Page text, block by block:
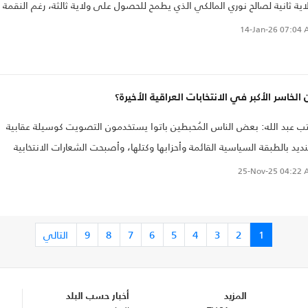
ثانية لصالح نوري المالكي الذي يطمح للحصول على ولاية ثالثة، رغم النقمة
عليه شعبيا وسياسيا جرّاء سقوط ثلث مساحة العراق في عهده على يد
14-Jan-26 07:04
الخاسر الأكبر في الانتخابات العراقية الأخيرة؟
عبد الله: بعض الناس المُحبطين باتوا يستخدمون التصويت كوسيلة عقابية
بالطبقة السياسية القائمة وأحزابها وكتلها، وأصبحت الشعارات الانتخابية
بالوعود الكاذبة محل تندر لدى الكثير من المواطنين.
25-Nov-25 04:22
1
2
3
4
5
6
7
8
9 التالي
المزيد أخبار حسب البلد